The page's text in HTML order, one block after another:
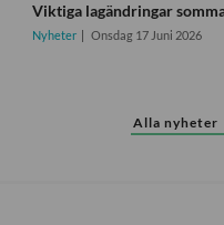
Viktiga lagändringar
Nyheter Onsdag 17 Juni 2026
Alla nyheter